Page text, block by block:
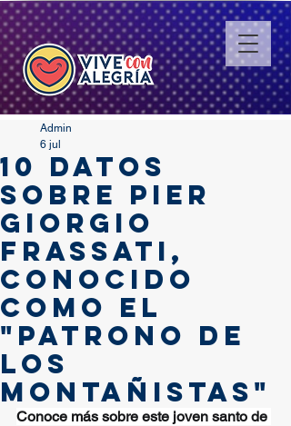
10 datos
sobre Pier
Giorgio
Frassati,
conocido
como el
"patrono de
los
montañistas"
Admin
6 jul
Conoce más sobre este joven santo de